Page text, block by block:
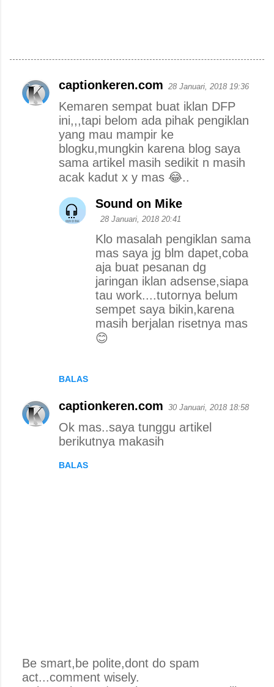
K
captionkeren.com 28 Januari, 2018 19:36
Kemaren sempat buat iklan DFP
ini,,,tapi belom ada pihak pengiklan
yang mau mampir ke
blogku,mungkin karena blog saya
sama artikel masih sedikit n masih
acak kadut x y mas 😂..
BALAS
Sound on Mike
28 Januari, 2018 20:41
Klo masalah pengiklan sama
mas saya jg blm dapet,coba
aja buat pesanan dg
jaringan iklan adsense,siapa
tau work....tutornya belum
sempet saya bikin,karena
masih berjalan risetnya mas
😊
captionkeren.com 30 Januari, 2018 18:58
Ok mas..saya tunggu artikel
berikutnya makasih
BALAS
P
Be smart,be polite,dont do spam
act...comment wisely.